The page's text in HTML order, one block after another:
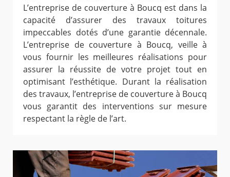
L’entreprise de couverture à Boucq est dans la
capacité d’assurer des travaux toitures
impeccables dotés d’une garantie décennale.
L’entreprise de couverture à Boucq, veille à
vous fournir les meilleures réalisations pour
assurer la réussite de votre projet tout en
optimisant l’esthétique. Durant la réalisation
des travaux, l’entreprise de couverture à Boucq
vous garantit des interventions sur mesure
respectant la règle de l’art.